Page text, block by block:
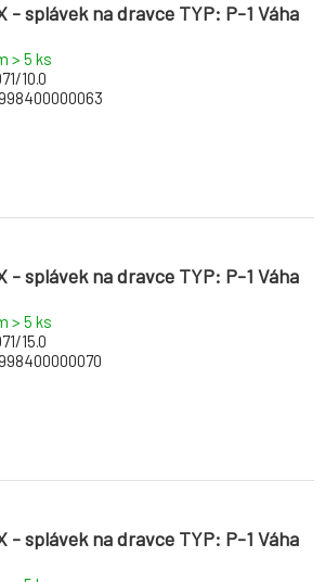
- splávek na dravce TYP: P-1 Váha
> 5 ks
10.0
- splávek na dravce TYP: P-1 Váha
> 5 ks
15.0
- splávek na dravce TYP: P-1 Váha